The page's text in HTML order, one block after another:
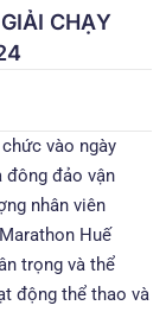
CHẠY
vào ngày
đông đảo vận
nhân viên
Huế
trọng và thể
động thể thao và